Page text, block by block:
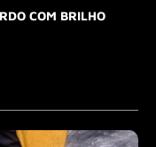
COM BRILHO